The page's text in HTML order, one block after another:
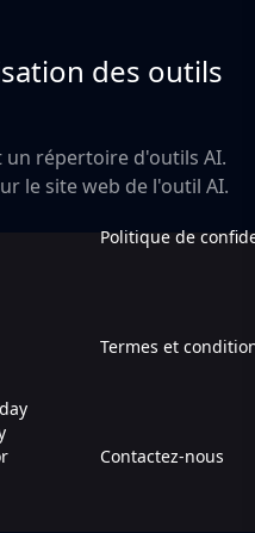
des outils
un répertoire d'outils AI.
le site web de l'outil AI.
Politique de
Termes et
Contactez-nous